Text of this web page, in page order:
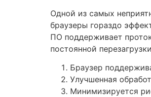
Одной из самых
браузеры гораздо
ПО поддерживает
постоянной
Браузер
Улучшенная
Минимизируется